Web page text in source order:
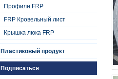
Профили FRP
FRP Кровельный лист
Крышка люка FRP
Пластиковый продукт
Подписаться